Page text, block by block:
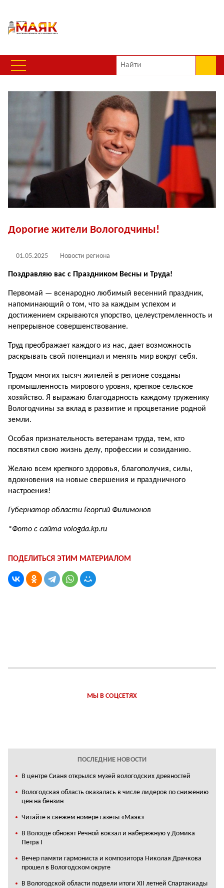
Дорогие жители Вологодчины!
01.05.2025 Новости региона
Поздравляю вас с Праздником Весны и Труда!
Первомай — всенародно любимый весенний праздник,
напоминающий о том, что за каждым успехом и
достижением скрываются упорство, целеустремленность и
непрерывное совершенствование.
Труд преображает каждого из нас, дает возможность
раскрывать свой потенциал и менять мир вокруг себя.
Трудом многих тысяч жителей в регионе созданы
промышленность мирового уровня, крепкое сельское
хозяйство. Я выражаю благодарность каждому труженику
Вологодчины за вклад в развитие и процветание родной
земли.
Особая признательность ветеранам труда, тем, кто
посвятил свою жизнь делу, профессии и созиданию.
Желаю всем крепкого здоровья, благополучия, силы,
вдохновения на новые свершения и праздничного
настроения!
Губернатор области Георгий Филимонов
*Фото с сайта vologda.kp.ru
ПОДЕЛИТЬСЯ ЭТИМ МАТЕРИАЛОМ
МЫ В СОЦСЕТЯХ
ПОСЛЕДНИЕ НОВОСТИ
В центре Сианя открылся музей вологодских древностей
Вологодская область оказалась в числе лидеров по снижению
цен на бензин
Читайте в свежем номере газеты «Маяк»
В Вологде обновят Речной вокзал и набережную у Домика
Петра I
Вечер памяти гармониста и композитора Николая Драчкова
прошел в Вологодском округе
В Вологодской области подвели итоги XII летней Спартакиады